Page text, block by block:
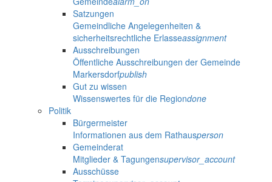
Satzungen
Gemeindliche Angelegenheiten &
sicherheitsrechtliche Erlasseassignment
Ausschreibungen
Öffentliche Ausschreibungen der Gemeinde
Markersdorfpublish
Gut zu wissen
Wissenswertes für die Regiondone
Politik
Bürgermeister
Informationen aus dem Rathausperson
Gemeinderat
Mitglieder & Tagungensupervisor_account
Ausschüsse